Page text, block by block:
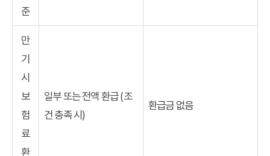
준
만
기
시
보
험
료
환
일부 또는 전액 환급 (조
건 충족 시)
환급금 없음